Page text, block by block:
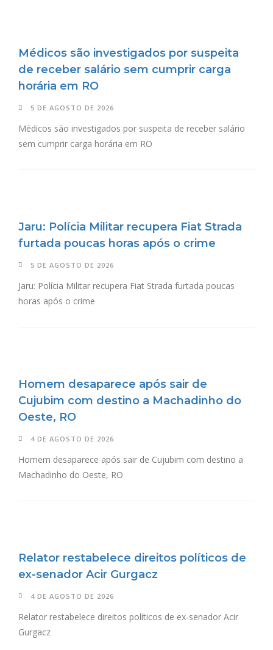
Médicos são investigados por suspeita
de receber salário sem cumprir carga
horária em RO
5 DE AGOSTO DE 2026
Médicos são investigados por suspeita de receber salário
sem cumprir carga horária em RO
Jaru: Polícia Militar recupera Fiat Strada
furtada poucas horas após o crime
5 DE AGOSTO DE 2026
Jaru: Polícia Militar recupera Fiat Strada furtada poucas
horas após o crime
Homem desaparece após sair de
Cujubim com destino a Machadinho do
Oeste, RO
4 DE AGOSTO DE 2026
Homem desaparece após sair de Cujubim com destino a
Machadinho do Oeste, RO
Relator restabelece direitos políticos de
ex-senador Acir Gurgacz
4 DE AGOSTO DE 2026
Relator restabelece direitos políticos de ex-senador Acir
Gurgacz